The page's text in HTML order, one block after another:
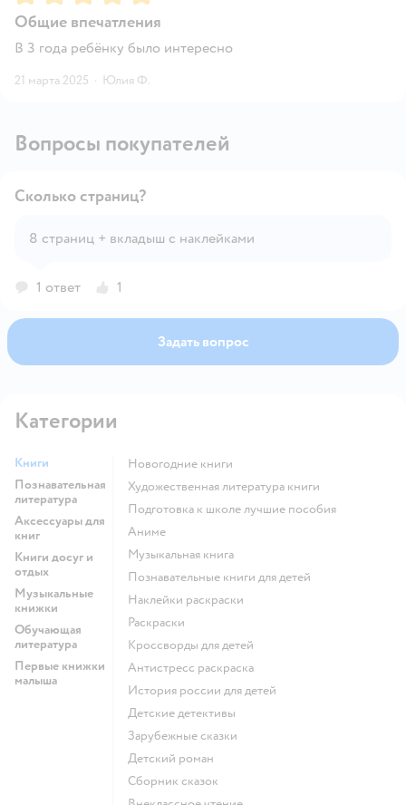
Общие впечатления
В 3 года ребёнку было интересно
21 марта 2025 · Юлия Ф.
Вопросы покупателей
Открыть вопрос
Сколько страниц?
8 страниц + вкладыш с наклейками
1 ответ 1
Задать вопрос
Категории
Книги
Познавательная
литература
Аксессуары для
книг
Книги досуг и
отдых
Музыкальные
книжки
Обучающая
литература
Первые книжки
малыша
новогодние книги
художественная литература книги
подготовка к школе лучшие пособия
Аниме
музыкальная книга
познавательные книги для детей
наклейки раскраски
раскраски
кроссворды для детей
антистресс раскраска
история россии для детей
детские детективы
зарубежные сказки
детский роман
сборник сказок